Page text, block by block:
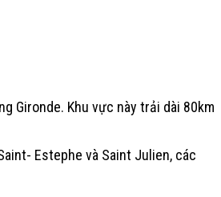
Gironde. Khu vực này trải dài 80km
Estephe và Saint Julien, các